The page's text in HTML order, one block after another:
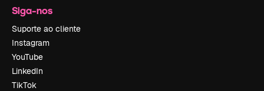
Siga-nos
Suporte ao cliente
Instagram
YouTube
LinkedIn
TikTok